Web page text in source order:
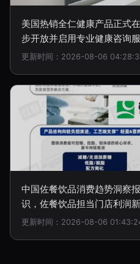
美国热销全仁健康产品正式
步开放并启用专业健康咨询
更新时间：2026-08-06
中国佐餐饮品消费趋势洞察
识，佐餐饮品担当门店利润
更新时间：2026-08-06